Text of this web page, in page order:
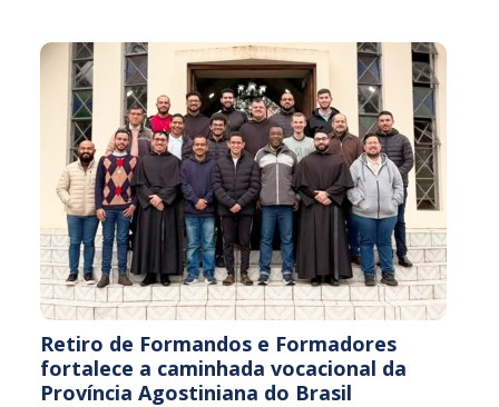
Retiro de Formandos e Formadores
fortalece a caminhada vocacional da
Província Agostiniana do Brasil